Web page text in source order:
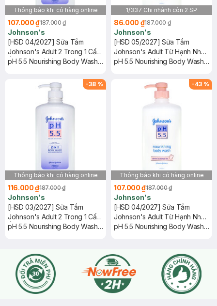
Thông báo khi có hàng online
107.000 ₫187.000 ₫
Johnson's
[HSD 04/2027] Sữa Tắm
Johnson's Adult 2 Trong 1 Cấp
Ẩm Cho Người Lớn 750ml
pH 5.5 Nourishing Body Wash
1/337 Chi nhánh còn 2 SP
86.000 ₫187.000 ₫
Johnson's
[HSD 05/2027] Sữa Tắm
Johnson's Adult Từ Hạnh Nhân
Cho Người Lớn 750ml
pH 5.5 Nourishing Body Wash
-38 %
Thông báo khi có hàng online
116.000 ₫187.000 ₫
Johnson's
[HSD 03/2027] Sữa Tắm
Johnson's Adult 2 Trong 1 Cấp
Ẩm Cho Người Lớn 750ml
pH 5.5 Nourishing Body Wash
-43 %
Thông báo khi có hàng online
107.000 ₫187.000 ₫
Johnson's
[HSD 04/2027] Sữa Tắm
Johnson's Adult Từ Hạnh Nhân
Cho Người Lớn 750ml
pH 5.5 Nourishing Body Wash